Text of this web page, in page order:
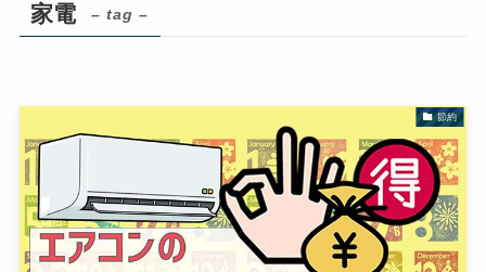
家電 – tag –
節約